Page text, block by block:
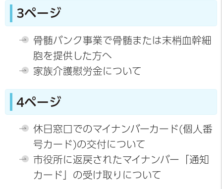
3ページ
骨髄バンク事業で骨髄または末梢血幹細
胞を提供した方へ
家族介護慰労金について
4ページ
休日窓口でのマイナンバーカード(個人番
号カード)の交付について
市役所に返戻されたマイナンバー「通知
カード」の受け取りについて